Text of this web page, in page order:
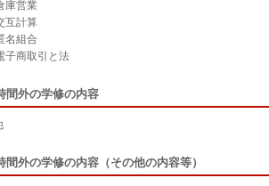
営業
計算
組合
商取引と法
間外の学修の内容
間外の学修の内容（その他の内容等）